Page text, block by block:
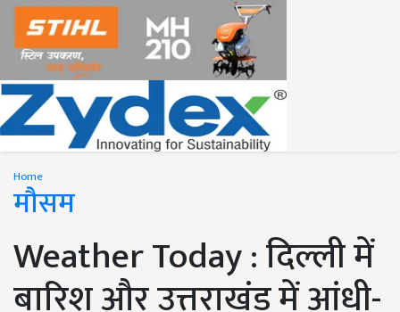
Home
मौसम
Weather Today : दिल्ली में
बारिश और उत्तराखंड में आंधी-